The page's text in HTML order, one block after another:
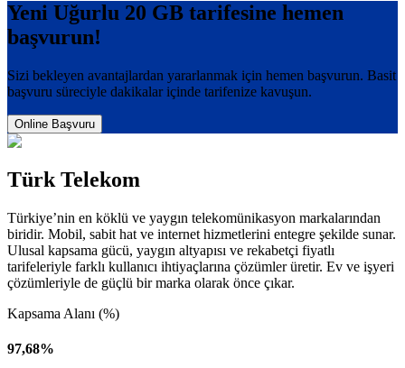
Yeni Uğurlu 20 GB tarifesine hemen
başvurun!
Sizi bekleyen avantajlardan yararlanmak için hemen başvurun. Basit
başvuru süreciyle dakikalar içinde tarifenize kavuşun.
Online Başvuru
Türk Telekom
Türkiye’nin en köklü ve yaygın telekomünikasyon markalarından
biridir. Mobil, sabit hat ve internet hizmetlerini entegre şekilde sunar.
Ulusal kapsama gücü, yaygın altyapısı ve rekabetçi fiyatlı
tarifeleriyle farklı kullanıcı ihtiyaçlarına çözümler üretir. Ev ve işyeri
çözümleriyle de güçlü bir marka olarak önce çıkar.
Kapsama Alanı (%)
97,68%